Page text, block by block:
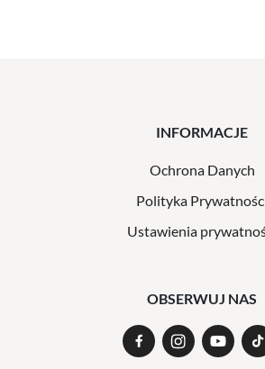
INFORMACJE
Ochrona Danych
Polityka
Ustawienia
OBSERWUJ NAS